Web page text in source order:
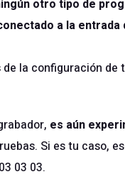
otro tipo de
a la entrada
la configuración de
es aún
Si es tu caso,
03 03.